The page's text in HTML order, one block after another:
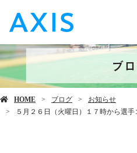
ブ
HOME ブログ
お知らせ
５月２６日（火曜日）１７時から選